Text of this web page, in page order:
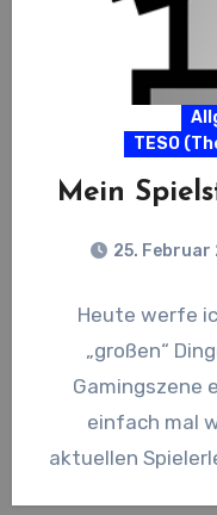
TESO
Mein
25. Februar
Heute werfe
„großen“
Gamingszene
einfach mal
aktuellen